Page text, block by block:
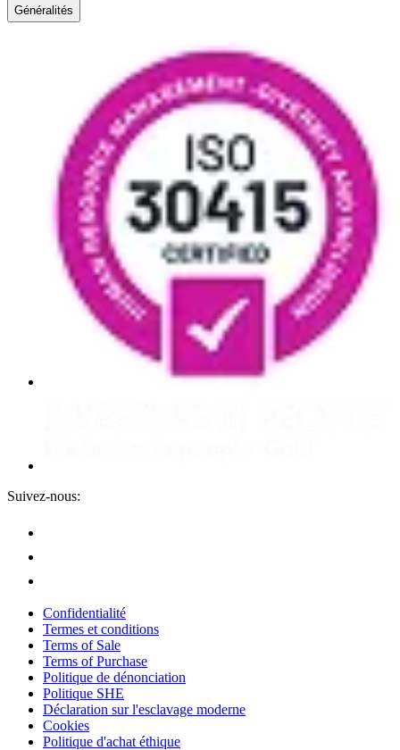
Généralités
Suivez-nous:
Confidentialité
Termes et conditions
Terms of Sale
Terms of Purchase
Politique de dénonciation
Politique SHE
Déclaration sur l'esclavage moderne
Cookies
Politique d'achat éthique